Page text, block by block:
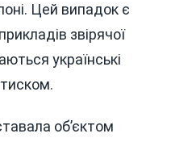
Цей випадок є
звірячої
українські
об’єктом